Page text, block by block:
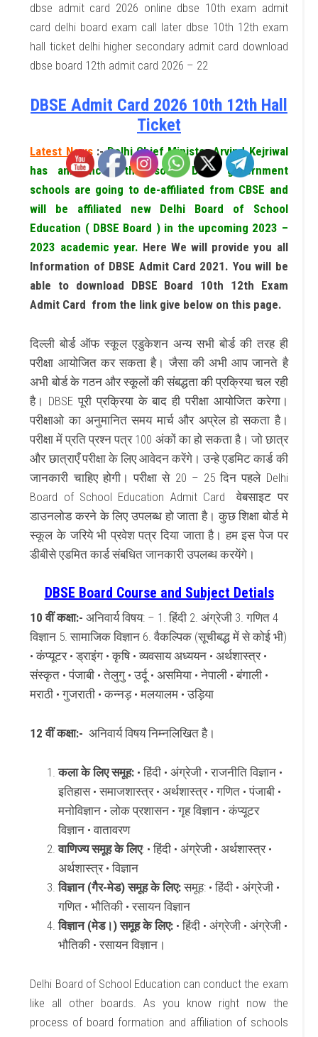
dbse admit card 2026 online dbse 10th exam admit
card delhi board exam call later dbse 10th 12th exam
hall ticket delhi higher secondary admit card download
dbse board 12th admit card 2026 – 22
DBSE Admit Card 2026 10th 12th Hall
Ticket
Latest News:-Delhi Chief Minister Arvind Kejriwal
has announced that some Delhi government
schools are going to de-affiliated from CBSE and
will be affiliated new Delhi Board of School
Education ( DBSE Board ) in the upcoming 2023 –
2023 academic year. Here We will provide you all
Information of DBSE Admit Card 2021. You will be
able to download DBSE Board 10th 12th Exam
Admit Card from the link give below on this page.
दिल्ली बोर्ड ऑफ स्कूल एडुकेशन अन्य सभी बोर्ड की तरह ही
परीक्षा आयोजित कर सकता है। जैसा की अभी आप जानते है
अभी बोर्ड के गठन और स्कूलों की संबद्धता की प्रक्रिया चल रही
है। DBSE पूरी प्रक्रिया के बाद ही परीक्षा आयोजित करेगा।
परीक्षाओ का अनुमानित समय मार्च और अप्रेल हो सकता है।
परीक्षा में प्रति प्रश्न पत्र 100 अंकों का हो सकता है। जो छात्र
और छात्राएँ परीक्षा के लिए आवेदन करेंगे। उन्हे एडमिट कार्ड की
जानकारी चाहिए होगी। परीक्षा से 20 – 25 दिन पहले Delhi
Board of School Education Admit Card वेबसाइट पर
डाउनलोड करने के लिए उपलब्ध हो जाता है। कुछ शिक्षा बोर्ड मे
स्कूल के जरिये भी प्रवेश पत्र दिया जाता है। हम इस पेज पर
डीबीसे एडमित कार्ड संबधित जानकारी उपलब्ध करयेंगे।
DBSE Board Course and Subject Detials
10 वीं कक्षा:- अनिवार्य विषय: – 1. हिंदी 2. अंग्रेजी 3. गणित 4
विज्ञान 5. सामाजिक विज्ञान 6. वैकल्पिक (सूचीबद्ध में से कोई भी)
• कंप्यूटर • ड्राइंग • कृषि • व्यवसाय अध्ययन • अर्थशास्त्र •
संस्कृत • पंजाबी • तेलुगु • उर्दू • असमिया • नेपाली • बंगाली •
मराठी • गुजराती • कन्नड़ • मलयालम • उड़िया
12 वीं कक्षा:- अनिवार्य विषय निम्नलिखित है।
कला के लिए समूह: • हिंदी • अंग्रेजी • राजनीति विज्ञान •
इतिहास • समाजशास्त्र • अर्थशास्त्र • गणित • पंजाबी •
मनोविज्ञान • लोक प्रशासन • गृह विज्ञान • कंप्यूटर
विज्ञान • वातावरण
वाणिज्य समूह के लिए: • हिंदी • अंग्रेजी • अर्थशास्त्र •
अर्थशास्त्र • विज्ञान
विज्ञान (गैर-मेड) समूह के लिए:समूह: • हिंदी • अंग्रेजी •
गणित • भौतिकी • रसायन विज्ञान
विज्ञान (मेड।) समूह के लिए: • हिंदी • अंग्रेजी • अंग्रेजी •
भौतिकी • रसायन विज्ञान।
Delhi Board of School Education can conduct the exam
like all other boards. As you know right now the
process of board formation and affiliation of schools